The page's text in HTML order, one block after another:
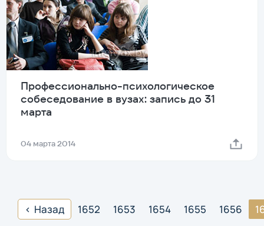
Профессионально-психологическое
собеседование в вузах: запись до 31
марта
04 марта 2014
Назад 1652 1653 1654 1655 1656